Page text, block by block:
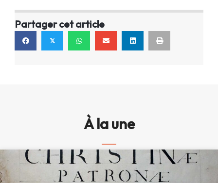
Partager cet article
𝕏
À la une